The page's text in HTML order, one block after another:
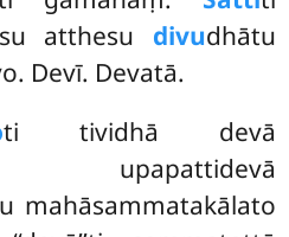
atthesu divudhātu
Devī. Devatā.
ti tividhā devā
upapattidevā
mahāsammatakālato